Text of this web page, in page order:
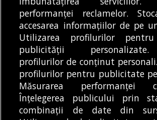
ziua, când în Capitală
și în Ilfov...
05/08/2026
MODIFICĂ SETĂRILE
© Copyright 2025 - Buletin de
performanței reclamelor.
accesarea informațiilor de pe
Utilizarea profilurilor pentru
publicității
profilurilor de conținut
profilurilor pentru publicitate
Măsurarea performanței
Înțelegerea publicului prin
combinații de date din